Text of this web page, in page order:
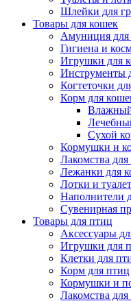
Шлейки для
Товары для кошек
Амуниция для
Гигиена и
Игрушки для
Инструменты
Когтеточки
Корм для
Сухой
Кормушки и
Лакомства
Лежанки для
Лотки и
Наполнители
Сувенирная
Товары для птиц
Аксессуары
Игрушки для
Клетки для
Корм для птиц
Кормушки и
Лакомства